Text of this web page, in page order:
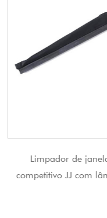
de neve com preço
limpador de raspador de